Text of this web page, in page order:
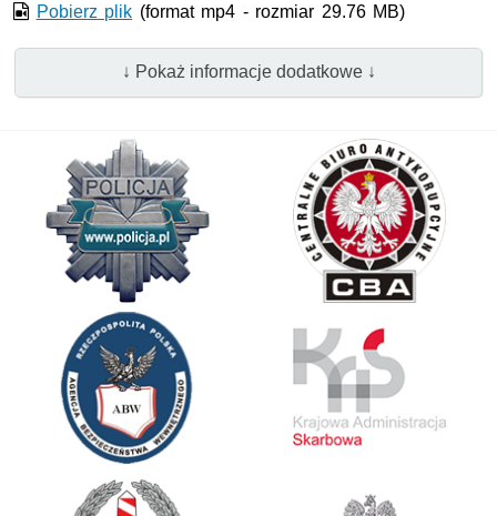
Pobierz plik (format mp4 - rozmiar 29.76 MB)
↓ Pokaż informacje dodatkowe ↓